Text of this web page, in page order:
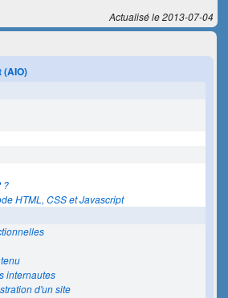
Actualisé le 2013-07-04
?
HTML, CSS et Javascript
internautes
d'un site